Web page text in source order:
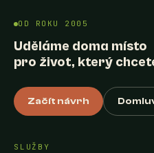
OD ROKU 2005
Uděláme doma místo
pro život, který
Začít návrh
SLUŽBY